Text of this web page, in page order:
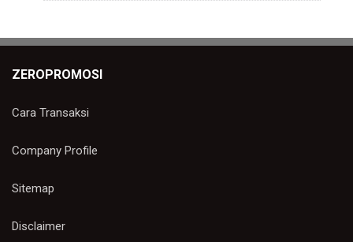
ZEROPROMOSI
Cara Transaksi
Company Profile
Sitemap
Disclaimer